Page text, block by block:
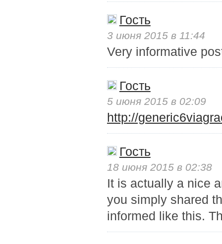
Гость
3 июня 2015 в 11:44
Very informative
Гость
5 июня 2015 в 02:09
http://
Гость
18 июня 2015 в 02:38
It is actually a nice
you simply shared
informed like this.